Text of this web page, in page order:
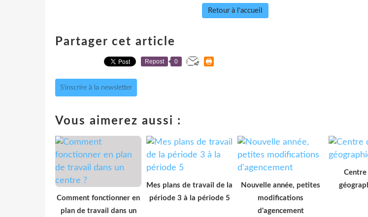
Retour à l'accueil
Partager cet article
Repost 0
S'inscrire à la newsletter
Vous aimerez aussi :
Comment fonctionner en
plan de travail dans un
Mes plans de travail de la
période 3 à la période 5
Nouvelle année, petites
modifications
d'agencement